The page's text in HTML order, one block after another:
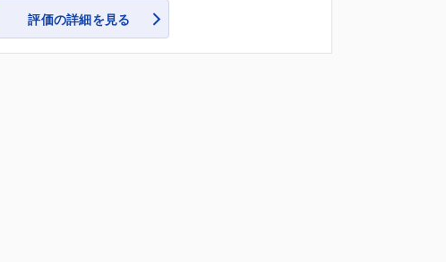
評価の詳細を見る